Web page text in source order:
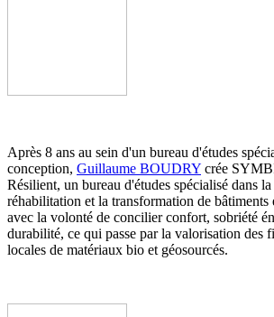
Après 8 ans au sein d'un bureau d'études
conception, Guillaume BOUDRY crée
Résilient, un bureau d'études spécialisé dans
réhabilitation et la transformation de
avec la volonté de concilier confort, sobriété
durabilité, ce qui passe par la valorisation des
locales de matériaux bio et géosourcés.